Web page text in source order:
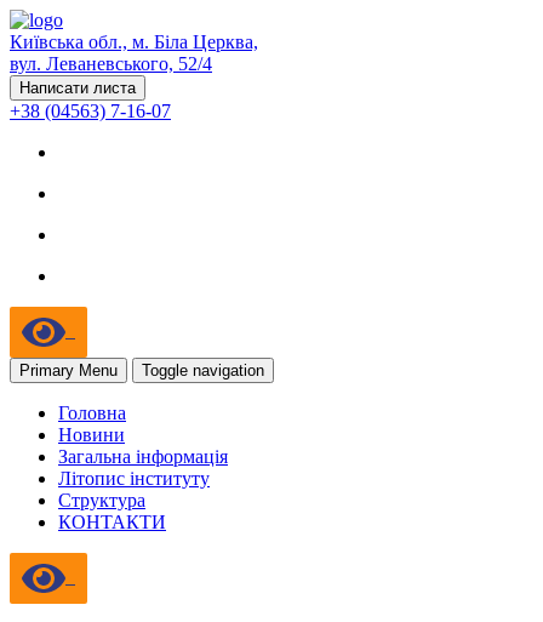
Київська обл., м. Біла Церква,
вул. Леваневського, 52/4
Написати листа
+38 (04563) 7-16-07
Primary Menu Toggle navigation
Головна
Новини
Загальна інформація
Літопис інституту
Структура
КОНТАКТИ